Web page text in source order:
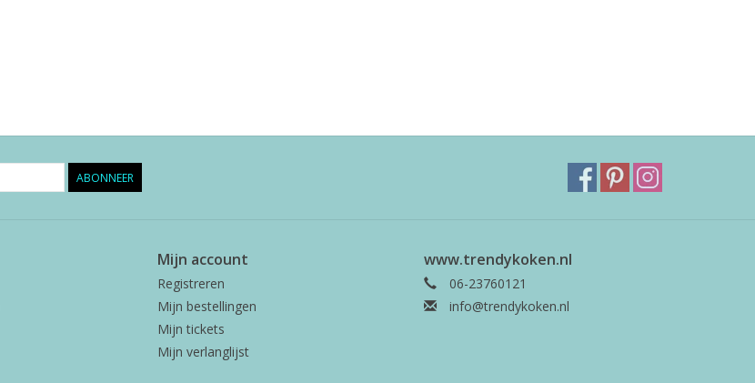
ABONNEER
Mijn account
Registreren
Mijn bestellingen
Mijn tickets
Mijn verlanglijst
www.trendykoken.nl
06-23760121
info@trendykoken.nl